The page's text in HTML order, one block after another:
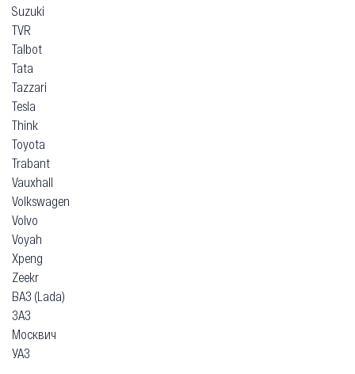
Suzuki
TVR
Talbot
Tata
Tazzari
Tesla
Think
Toyota
Trabant
Vauxhall
Volkswagen
Volvo
Voyah
Xpeng
Zeekr
ВАЗ (Lada)
ЗАЗ
Москвич
УАЗ